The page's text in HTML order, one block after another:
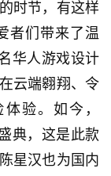
时节，有这样
者们带来了温
华人游戏设计
云端翱翔、令
验。如今，
典，这是此款
星汉也为国内